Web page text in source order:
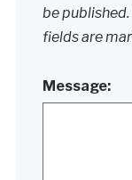
be published.
fields are
Message: